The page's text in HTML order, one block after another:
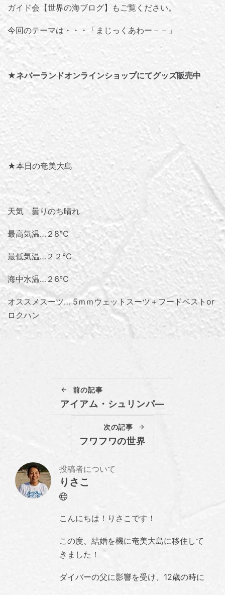
ガイド会【世界の海ブログ】 もご覧ください。
今回のテーマは・・・「 まじっくあわー－－ 」
★ネバーランドオンラインショップにてグッズ販売中
★本日の奄美大島
天気 曇りのち晴れ
最高気温…２8℃
最低気温…２２℃
海中水温…２6℃
オススメスーツ… 5ｍｍウェットスーツ＋フードベストor
ロクハン
前の記事
アイアム・シュリンパ―
次の記事
フワフワの世界
投稿者について
りさこ
Website
こんにちは！りさこです！
この度、結婚を機に奄美大島に移住して
きました！
ダイバーの父に影響を受け、12歳の時に